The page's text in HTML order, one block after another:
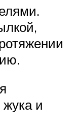
и